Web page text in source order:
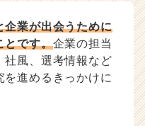
企業が出会うために
とです。企業の担当
社風、選考情報など
を進めるきっかけに